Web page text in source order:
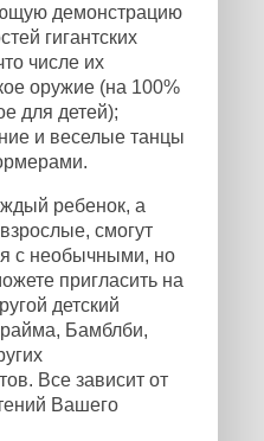
демонстрацию
гигантских
числе их
оружие (на 100%
для детей);
и веселые танцы
ребенок, а
смогут
с необычными, но
пригласить на
детский
Бамблби,
Все зависит от
Вашего